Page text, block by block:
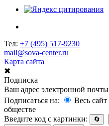
Тел: +7 (495) 517-9230
mail@sova-center.ru
Карта сайта
✖
Подписка
Ваш адрес электронной почты
Подписаться на:
Весь сайт
обществе
Введите код с картинки:
🔄